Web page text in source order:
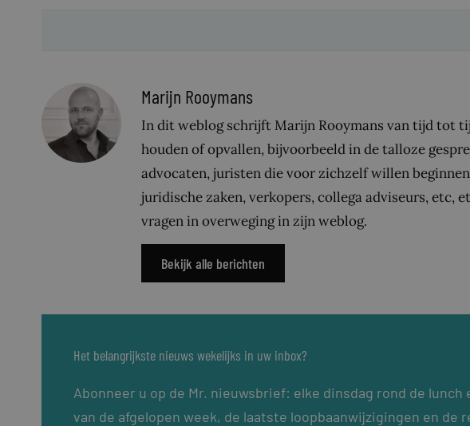
Marijn Rooymans
In dit weblog schrijft Marijn Rooymans van tijd tot
houden of opvallen, bijvoorbeeld in de talloze
advocaten, juristen die voor zichzelf willen
juridische zaken, verkopers, collega adviseurs, etc,
vragen in overweging in zijn weblog.
Bekijk alle berichten
Het belangrijkste nieuws wekelijks in uw inbox?
Abonneer u op de Mr. nieuwsbrief: elke dinsdag rond de lunch
van de afgelopen week, de laatste loopbaanwijzigingen en de